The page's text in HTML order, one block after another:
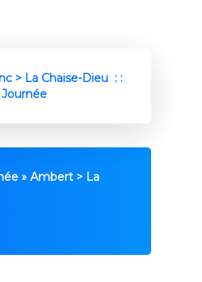
» Ambert > La
> La Chaise-Dieu : :
Journée